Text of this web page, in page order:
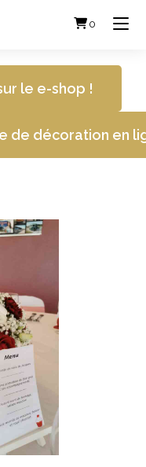
0
le e-shop !
de décoration en